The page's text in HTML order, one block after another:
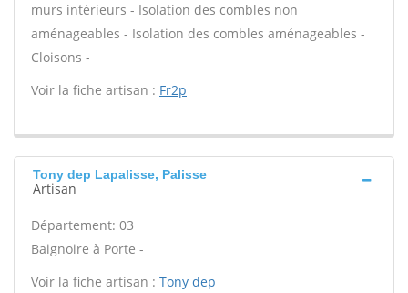
murs intérieurs - Isolation des combles non
aménageables - Isolation des combles aménageables -
Cloisons -
Voir la fiche artisan : Fr2p
Tony dep Lapalisse, Palisse
Artisan
Département: 03
Baignoire à Porte -
Voir la fiche artisan : Tony dep